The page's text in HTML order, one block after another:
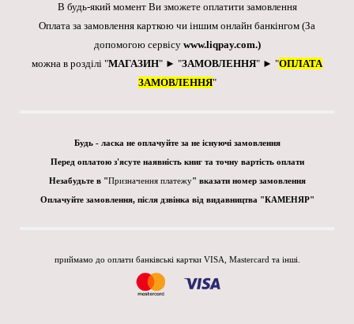
В будь-який момент Ви зможете оплатити замовлення
Оплата за замовлення карткою чи іншим онлайн банкінгом (За
допомогою сервісу www.liqpay.com.)
можна в розділі "МАГАЗИН" ► "ЗАМОВЛЕННЯ" ► "ОПЛАТА
ЗАМОВЛЕННЯ"
Будь - ласка не оплачуйте за не існуючі замовлення
Перед оплатою з'ясуте наявність книг та точну вартість оплати
Незабудьте в "Призначення платежу" вказати номер замовлення
Оплачуйте замовлення, після дзвінка від видавництва "КАМЕНЯР"
приймамо до оплати банківські картки VISA, Mastercard та інші.